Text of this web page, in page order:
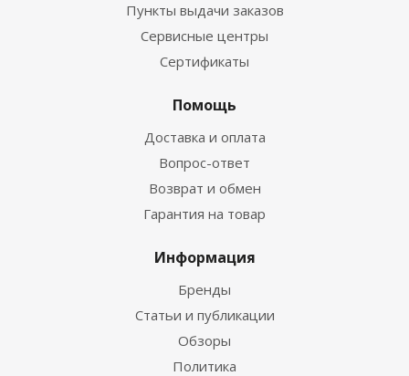
Пункты выдачи заказов
Сервисные центры
Сертификаты
Помощь
Доставка и оплата
Вопрос-ответ
Возврат и обмен
Гарантия на товар
Информация
Бренды
Статьи и публикации
Обзоры
Политика